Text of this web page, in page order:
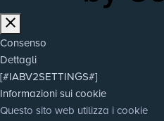
Consenso
Dettagli
[#IABV2SETTINGS#]
Informazioni sui cookie
Questo sito web utilizza i cookie